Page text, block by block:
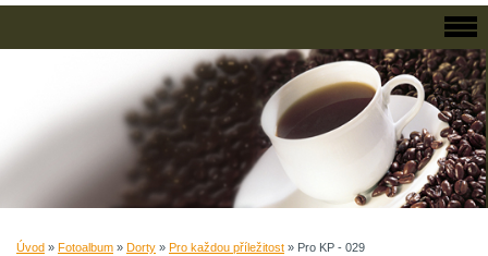
Úvod » Fotoalbum » Dorty » Pro každou příležitost » Pro KP - 029